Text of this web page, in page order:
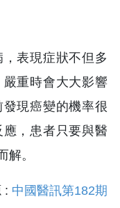
表現症狀不但多
重時會大大影響
現癌變的機率很
，患者只要與醫
解。
: 中國醫訊第182期